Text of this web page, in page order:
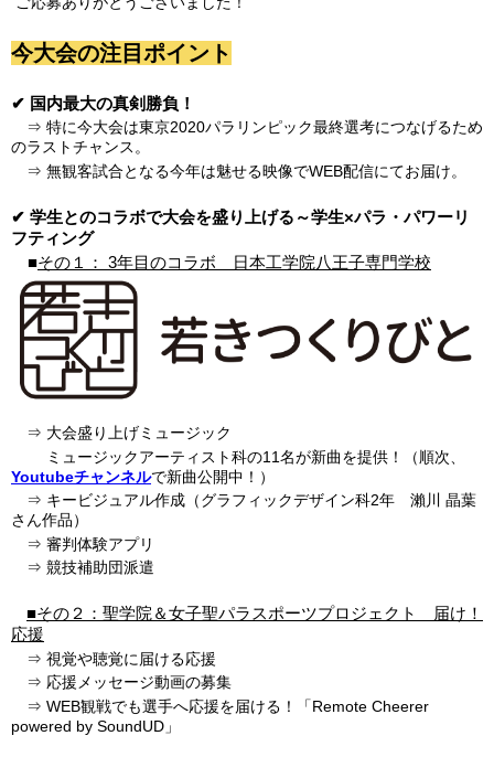
今大会の注目ポイント
✔ 国内最大の真剣勝負！
⇒ 特に今大会は東京2020パラリンピック最終選考につなげるため
のラストチャンス。
⇒ 無観客試合となる今年は魅せる映像でWEB配信にてお届け。
✔ 学生とのコラボで大会を盛り上げる～学生×パラ・パワーリ
フティング
■その１： 3年目のコラボ 日本工学院八王子専門学校
⇒ 大会盛り上げミュージック
ミュージックアーティスト科の11名が新曲を提供！（順次、
Youtubeチャンネルで新曲公開中！）
⇒ キービジュアル作成（グラフィックデザイン科2年 瀨川 晶葉
さん作品）
⇒ 審判体験アプリ
⇒ 競技補助団派遣
■その２：聖学院＆女子聖パラスポーツプロジェクト 届け！
応援
⇒ 視覚や聴覚に届ける応援
⇒ 応援メッセージ動画の募集
⇒ WEB観戦でも選手へ応援を届ける！「Remote Cheerer
powered by SoundUD」